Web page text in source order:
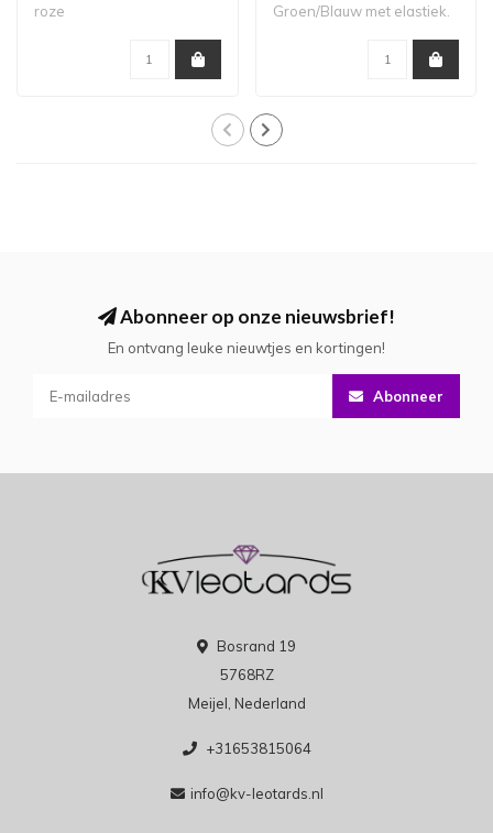
roze
Groen/Blauw met elastiek.
Abonneer op onze nieuwsbrief!
En ontvang leuke nieuwtjes en kortingen!
Abonneer
Bosrand 19
5768RZ
Meijel, Nederland
+31653815064
info@kv-leotards.nl